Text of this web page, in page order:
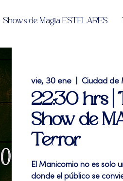
Shows de Magia ESTELARES
vie, 30 ene Ciudad de
22:30 hrs |
Show de
Terror
El Manicomio no es solo
donde el público se